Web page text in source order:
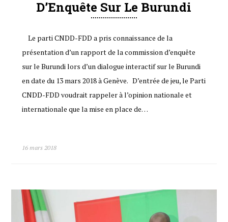
D’Enquête Sur Le Burundi
Le parti CNDD-FDD a pris connaissance de la
présentation d’un rapport de la commission d’enquête
sur le Burundi lors d’un dialogue interactif sur le Burundi
en date du 13 mars 2018 à Genève. D’entrée de jeu, le Parti
CNDD-FDD voudrait rappeler à l’opinion nationale et
internationale que la mise en place de…
16 mars 2018